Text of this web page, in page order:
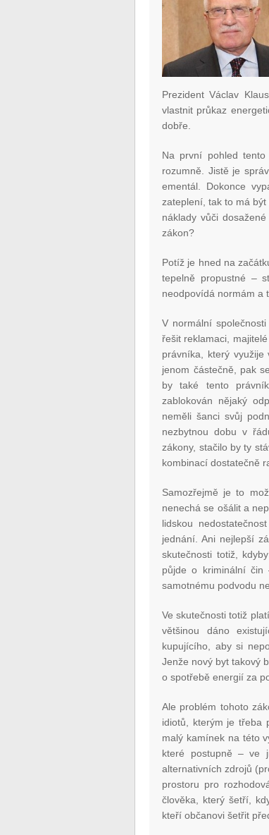
Prezident Václav
vlastnit průkaz
dobře.
Na první pohled
rozumně. Jistě je
ementál. Dokonce
zateplení, tak to má
náklady vůči
zákon?
Potíž je hned na
tepelně propustné –
neodpovídá normám a
V normální
řešit reklamaci,
právníka, který
jenom částečně, pak
by také tento
zablokován nějaký
neměli šanci svůj
nezbytnou dobu v
zákony, stačilo by ty
kombinací dostatečně
Samozřejmě je to
nenechá se ošálit a
lidskou
jednání. Ani nejlepší
skutečnosti totiž,
půjde o kriminální čin
samotnému podvodu
Ve skutečnosti totiž
většinou dáno
kupujícího, aby si
Jenže nový byt takový
o spotřebě energií za
Ale problém tohoto
idiotů, kterým je třeba
malý kamínek na této
které postupně – ve
alternativních zdrojů
prostoru pro
člověka, který šetří,
kteří občanovi šetřit